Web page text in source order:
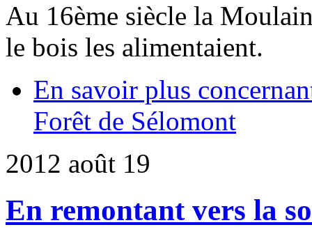
Au 16ème siècle la
le bois les alimentaient.
En savoir plus
Forêt de Sélomont
2012 août 19
En remontant vers la